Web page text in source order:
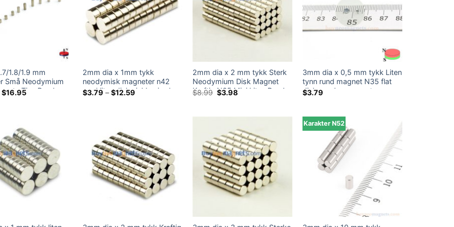
1.8/1.9 mm
Små Neodymium
Tiny Runde
$16.95Prisområde:
2mm dia x 1mm tykk
neodymisk magneter n42
rund liten disk sjelden jord
$3.79 – $12.59
2mm dia x 2 mm tykk Sterk
Neodymium Disk Magnet
Kraftig N35 Mini Liten Runde
til salgs Home Depot
$8.99 Opprinnelig
$3.98
3mm dia x 0,5 mm tykk Liten
tynn rund magnet N35 flat
disk neodymmagneter
salgs
$3.79
Karakter N52